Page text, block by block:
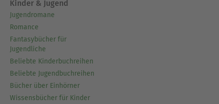
Kinder & Jugend
Jugendromane
Romance
Fantasybücher für
Jugendliche
Beliebte Kinderbuchreihen
Beliebte Jugendbuchreihen
Bücher über Einhörner
Wissensbücher für Kinder